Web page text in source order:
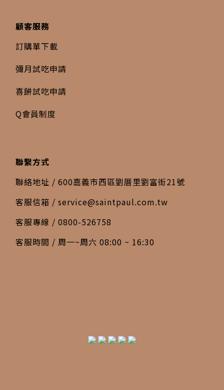
顧客服務
訂購單下載
彌月試吃申請
喜餅試吃申請
Q會員制度
聯繫方式
聯絡地址 / 600嘉義市西區劉厝里劉富街21號
客服信箱 / service@saintpaul.com.tw
客服專線 / 0800-526758
客服時間 / 周一~周六 08:00 ~ 16:30